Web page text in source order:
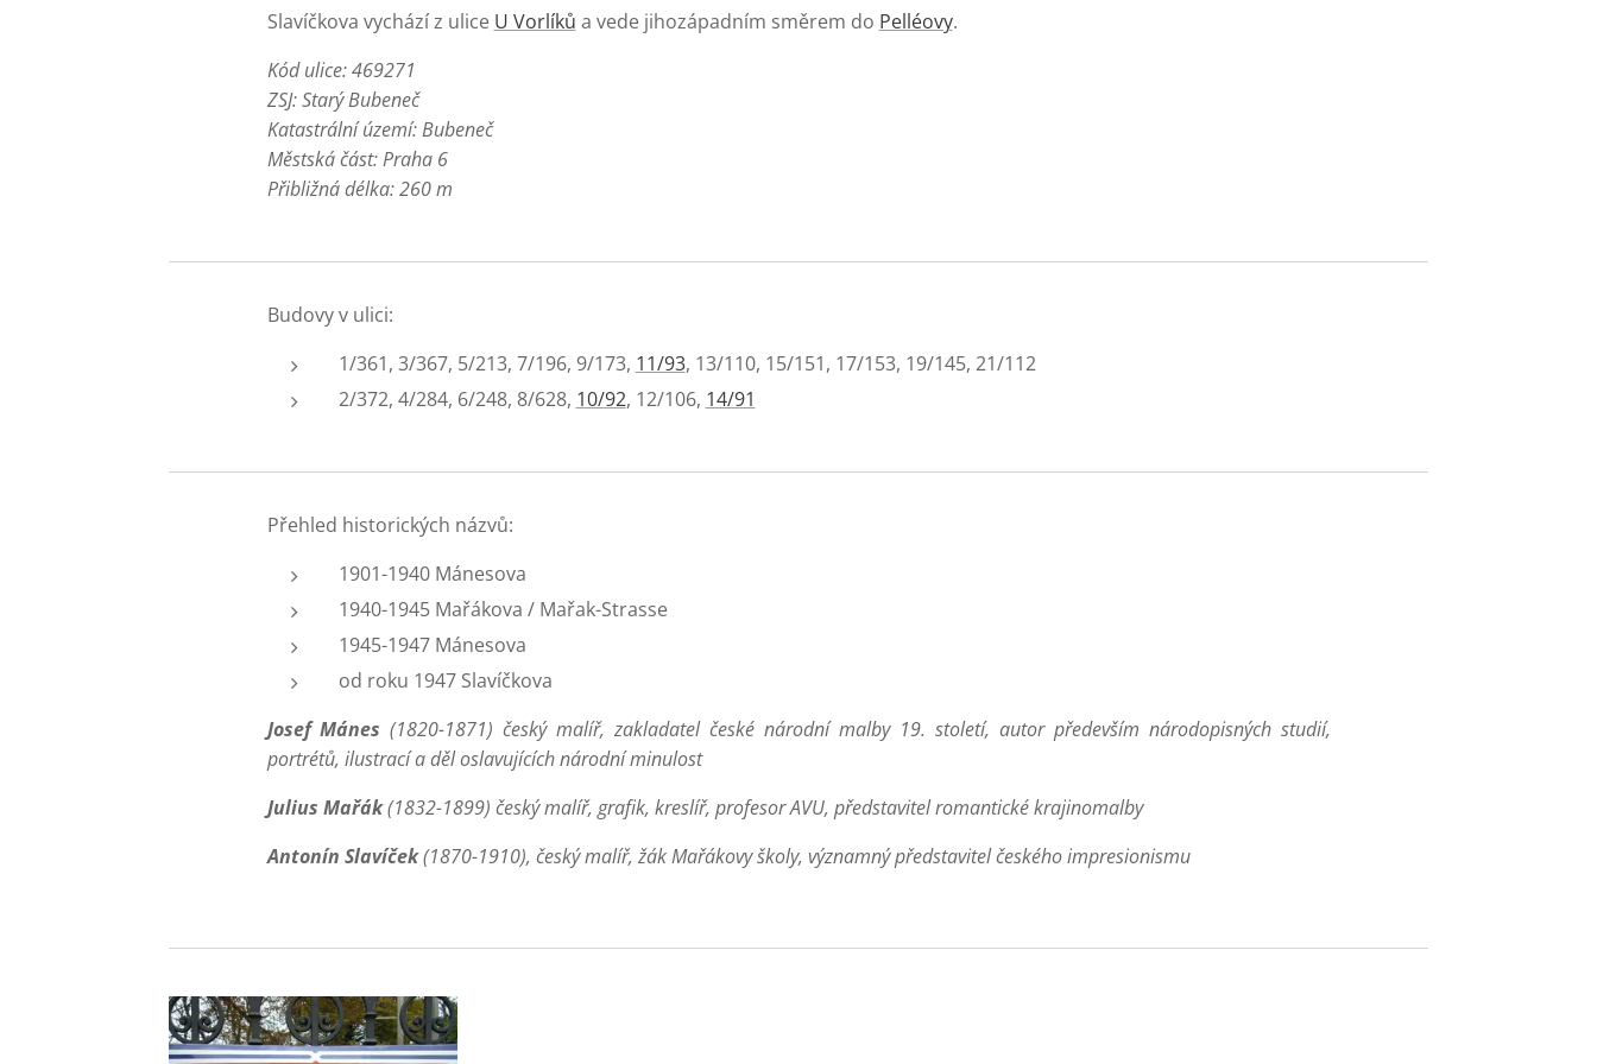
Slavíčkova vychází z ulice U Vorlíků a vede jihozápadním směrem do Pelléovy.
Kód ulice: 469271
ZSJ: Starý Bubeneč
Katastrální území: Bubeneč
Městská část: Praha 6
Přibližná délka: 260 m
Budovy v ulici:
1/361, 3/367, 5/213, 7/196, 9/173, 11/93, 13/110, 15/151, 17/153, 19/145, 21/112
2/372, 4/284, 6/248, 8/628, 10/92, 12/106, 14/91
Přehled historických názvů:
1901-1940 Mánesova
1940-1945 Mařákova / Mařak-Strasse
1945-1947 Mánesova
od roku 1947 Slavíčkova
Josef Mánes (1820-1871) český malíř, zakladatel české národní malby 19. století, autor především národopisných studií,
portrétů, ilustrací a děl oslavujících národní minulost
Julius Mařák(1832-1899) český malíř, grafik, kreslíř, profesor AVU, představitel romantické krajinomalby
Antonín Slavíček(1870-1910), český malíř, žák Mařákovy školy, významný představitel českého impresionismu